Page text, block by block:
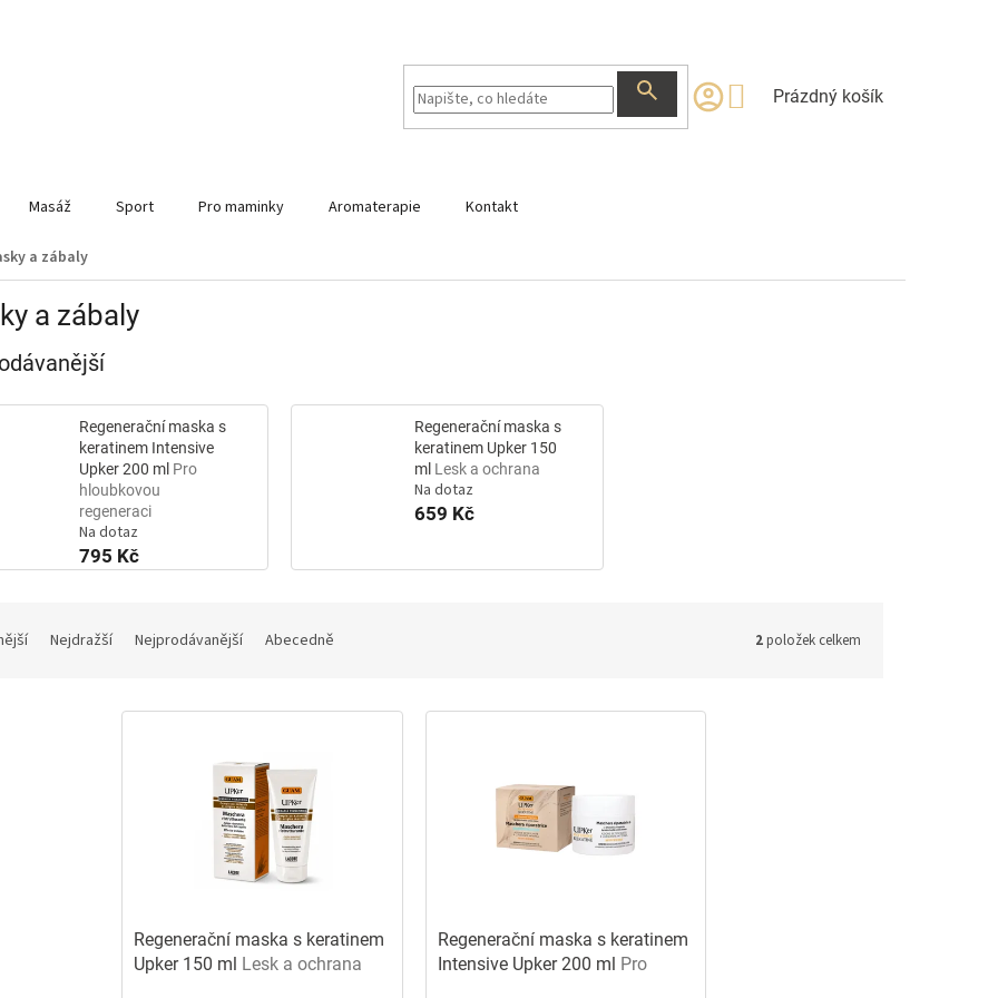
NÁKUPNÍ
Prázdný košík
Masáž Sport Pro maminky Aromaterapie Kontakt
a zábaly
a zábaly
Regenerační maska s
keratinem Intensive
Upker 200 ml Pro
hloubkovou
regeneraci
Na dotaz
795 Kč
Regenerační maska s
keratinem Upker 150
ml Lesk a ochrana
Na dotaz
659 Kč
Nejdražší Nejprodávanější Abecedně 2položek celkem
Regenerační maska s keratinem
Upker 150 ml Lesk a ochrana
Regenerační maska s keratinem
Intensive Upker 200 ml Pro